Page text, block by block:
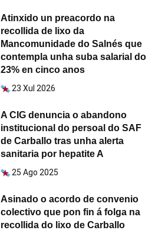
Atinxido un preacordo na
recollida de lixo da
Mancomunidade do Salnés que
contempla unha suba salarial do
23% en cinco anos
23 Xul 2026
A CIG denuncia o abandono
institucional do persoal do SAF
de Carballo tras unha alerta
sanitaria por hepatite A
25 Ago 2025
Asinado o acordo de convenio
colectivo que pon fin á folga na
recollida do lixo de Carballo